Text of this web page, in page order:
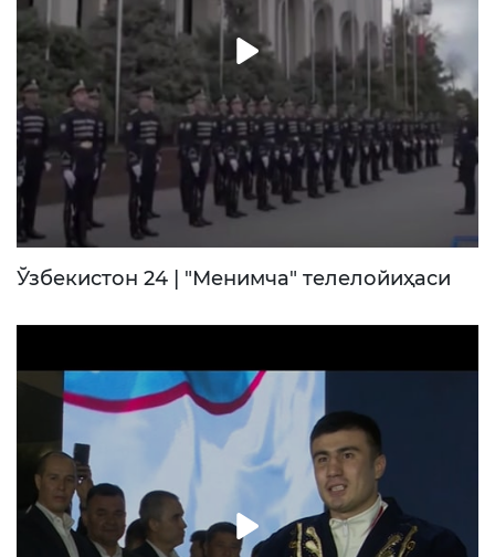
Ўзбекистон 24 | "Менимча" телелойиҳаси